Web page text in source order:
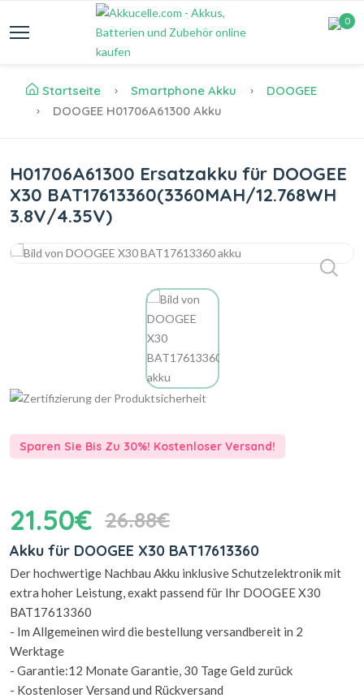
0
Startseite Smartphone Akku
DOOGEE
DOOGEE H01706A61300 Akku
H01706A61300 Ersatzakku für DOOGEE
X30 BAT17613360(3360MAH/12.768WH
3.8V/4.35V)
Sparen Sie Bis Zu 30%! Kostenloser Versand!
21.50€ 26.88€
Akku für DOOGEE X30 BAT17613360
Der hochwertige Nachbau Akku inklusive Schutzelektronik mit
extra hoher Leistung, exakt passend für Ihr DOOGEE X30
BAT17613360
- Im Allgemeinen wird die bestellung versandbereit in 2
Werktage
- Garantie:12 Monate Garantie, 30 Tage Geld zurück
- Kostenloser Versand und Rückversand